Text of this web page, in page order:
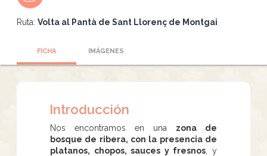
Ruta: Volta al Pantà de Sant Llorenç de Montgai
FICHA IMÁGENES
Introducción
Nos encontramos en una zona de
bosque de ribera, con la presencia de
platanos, chopos, sauces y fresnos , y